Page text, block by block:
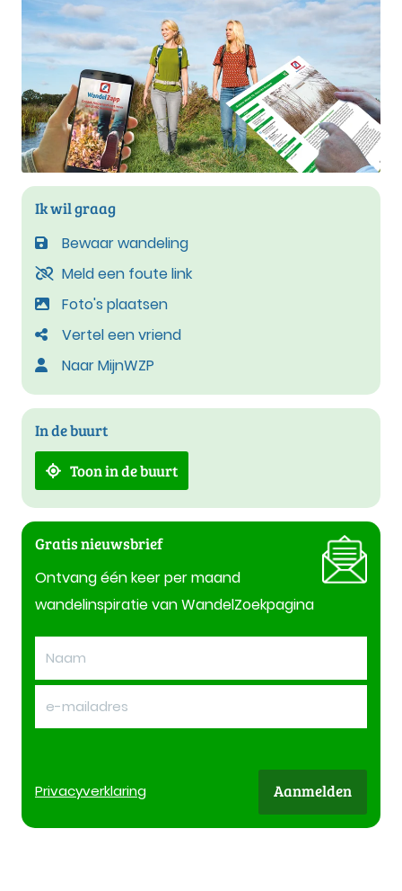
Ik wil graag
Bewaar wandeling
Meld een foute link
Foto's plaatsen
Vertel een vriend
Naar MijnWZP
In de buurt
Toon in de buurt
Gratis nieuwsbrief
Ontvang één keer per maand
wandelinspiratie van WandelZoekpagina
Privacyverklaring Aanmelden